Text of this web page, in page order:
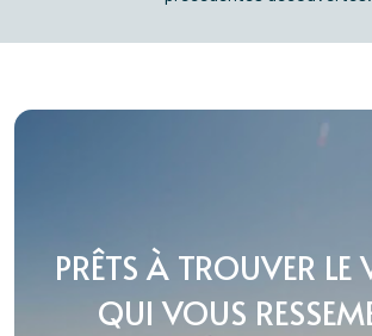
PRÊTS À TROUVER LE
QUI VOUS